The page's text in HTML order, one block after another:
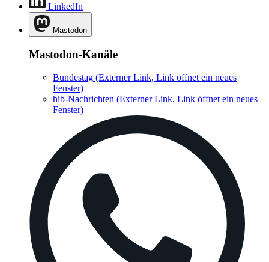
LinkedIn
Mastodon
Mastodon-Kanäle
Bundestag (Externer Link, Link öffnet ein neues
Fenster)
hib-Nachrichten (Externer Link, Link öffnet ein neues
Fenster)